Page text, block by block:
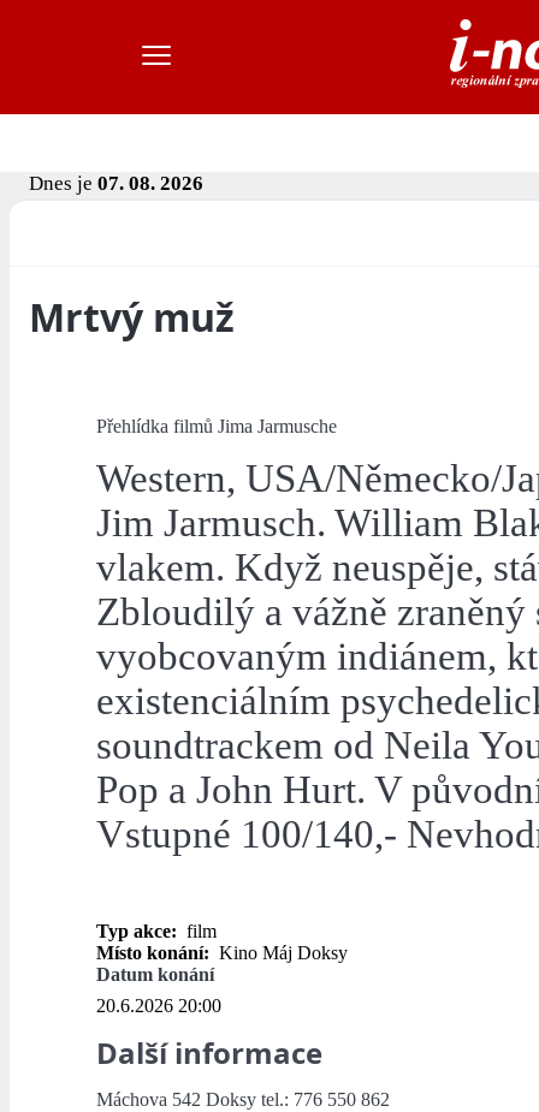
Dnes je 07. 08. 2026
Mrtvý muž
Přehlídka filmů Jima Jarmusche
Western, USA/Německo/
Jim Jarmusch. William
vlakem. Když neuspěje,
Zbloudilý a vážně zraněný
vyobcovaným indiánem,
existenciálním
soundtrackem od Neila
Pop a John Hurt. V
Vstupné 100/140,-
Typ akce: film
Místo konání: Kino Máj Doksy
Datum konání
20.6.2026 20:00
Další informace
Máchova 542 Doksy tel.: 776 550 862